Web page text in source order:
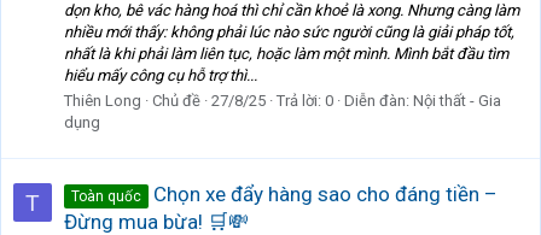
dọn kho, bê vác hàng hoá thì chỉ cần khoẻ là xong. Nhưng càng làm
nhiều mới thấy: không phải lúc nào sức người cũng là giải pháp tốt,
nhất là khi phải làm liên tục, hoặc làm một mình. Mình bắt đầu tìm
hiểu mấy công cụ hỗ trợ thì...
Thiên Long
Chủ đề 27/8/25 Trả lời: 0 Diễn đàn: Nội thất - Gia
dụng
T Toàn quốc
Chọn xe đẩy hàng sao cho đáng tiền –
Đừng mua bừa! 🛒💸